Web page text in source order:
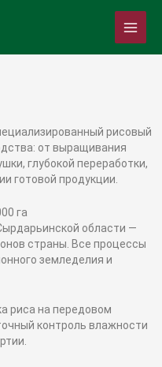
Main
Menu
рисовый
от выращивания
глубокой переработки,
готовой продукции.
га
области —
страны. Все процессы
земледелия и
риса на передовом
контроль влажности